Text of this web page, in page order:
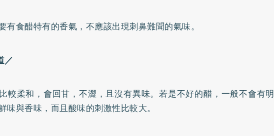
有食醋特有的香氣，不應該出現刺鼻難聞的氣味。
較柔和，會回甘，不澀，且沒有異味。若是不好的醋，一般不會有明
味與香味，而且酸味的刺激性比較大。